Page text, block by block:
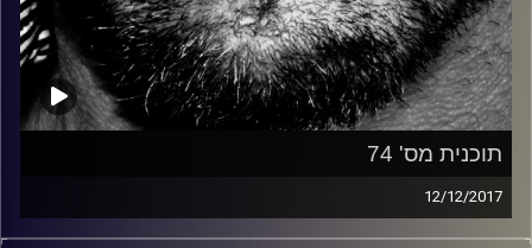
תוכנית מס' 74
12/12/2017
זיפים, מוזיקה מחוספסת של הופעות חיות. הרבה ג'אם, רוק,